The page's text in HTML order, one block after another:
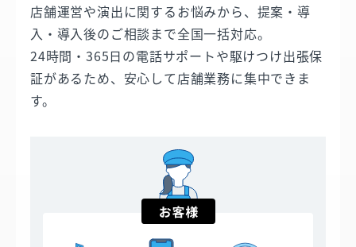
店舗運営や演出に関するお悩みから、提案・導
入・導入後のご相談まで全国一括対応。
24時間・365日の電話サポートや駆けつけ出張保
証があるため、安心して店舗業務に集中できま
す。